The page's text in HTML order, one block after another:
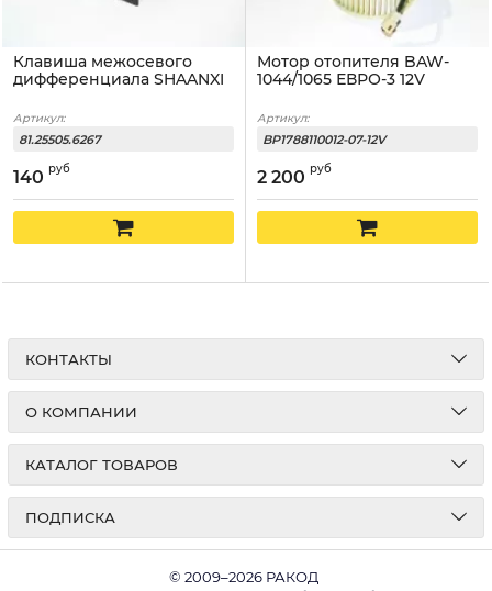
Клавиша межосевого
дифференциала SHAANXI
Артикул:
81.25505.6267
140 руб
Мотор отопителя BAW-
1044/1065 ЕВРО-3 12V
Артикул:
BP1788110012-07-12V
2 200 руб
КОНТАКТЫ
О КОМПАНИИ
КАТАЛОГ ТОВАРОВ
ПОДПИСКА
© 2009–2026 РАКОД